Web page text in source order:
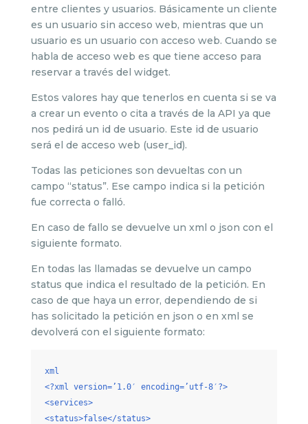
entre clientes y usuarios. Básicamente un cliente
es un usuario sin acceso web, mientras que un
usuario es un usuario con acceso web. Cuando se
habla de acceso web es que tiene acceso para
reservar a través del widget.
Estos valores hay que tenerlos en cuenta si se va
a crear un evento o cita a través de la API ya que
nos pedirá un id de usuario. Este id de usuario
será el de acceso web (user_id).
Todas las peticiones son devueltas con un
campo “status”. Ese campo indica si la petición
fue correcta o falló.
En caso de fallo se devuelve un xml o json con el
siguiente formato.
En todas las llamadas se devuelve un campo
status que indica el resultado de la petición. En
caso de que haya un error, dependiendo de si
has solicitado la petición en json o en xml se
devolverá con el siguiente formato:
xml
<?xml version=’1.0′ encoding=’utf-8′?>
<services>
<status>false</status>